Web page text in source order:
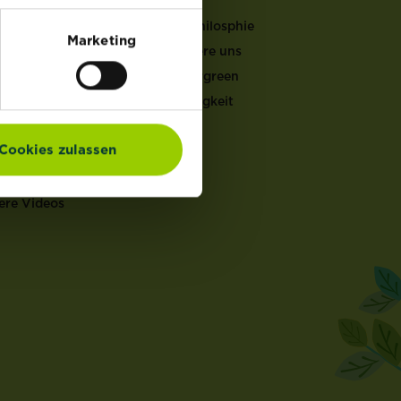
Marketing
Cookies zulassen
& Pflege
Rechner
Rechner
Coach
Videos
Unsere Philosphie
Kontaktiere uns
Mein Evergreen
Nachhaltigkeit